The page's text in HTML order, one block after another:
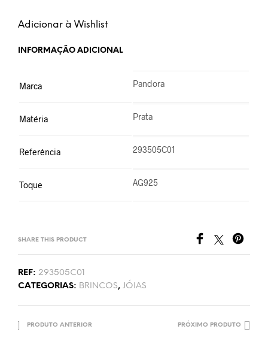
Adicionar à Wishlist
INFORMAÇÃO ADICIONAL
Marca Pandora
Matéria Prata
Referência 293505C01
Toque AG925
SHARE THIS PRODUCT
REF: 293505C01
CATEGORIAS: BRINCOS, JÓIAS
PRODUTO ANTERIOR PRÓXIMO PRODUTO